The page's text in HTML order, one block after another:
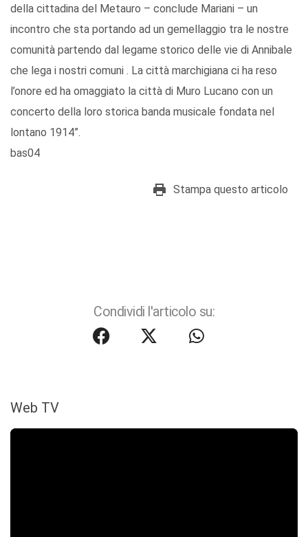
della cittadina del Metauro – conclude Mariani – un
incontro che sta portando ad un gemellaggio tra le nostre
comunità partendo dal legame storico delle vie di Annibale
che lega i nostri comuni . La città marchigiana ci ha reso
l’onore ed ha omaggiato la città di Muro Lucano con un
concerto della loro storica banda musicale fondata nel
lontano 1914”.
bas04
Stampa questo articolo
Condividi l'articolo su:
Web TV